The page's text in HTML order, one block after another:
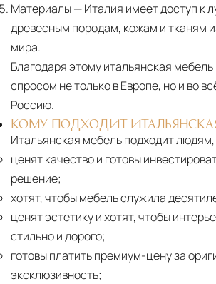
Материалы— Италия имеет доступ к
древесным породам, кожам и тканям
мира.
Благодаря этому итальянская мебель
спросом не только в Европе, но и во
Россию.
КОМУ ПОДХОДИТ ИТАЛЬЯНСКАЯ
Итальянская мебель подходит
ценят качество и готовы
решение;
хотят, чтобы мебель служила
ценят эстетику и хотят, чтобы
стильно и дорого;
готовы платить премиум-цену за
эксклюзивность;